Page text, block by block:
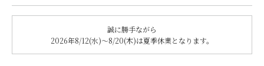
誠に勝手ながら
2026年8/12(水)〜8/20(木)は夏季休業となります。